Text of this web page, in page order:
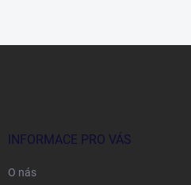
INFORMACE PRO VÁS
O nás